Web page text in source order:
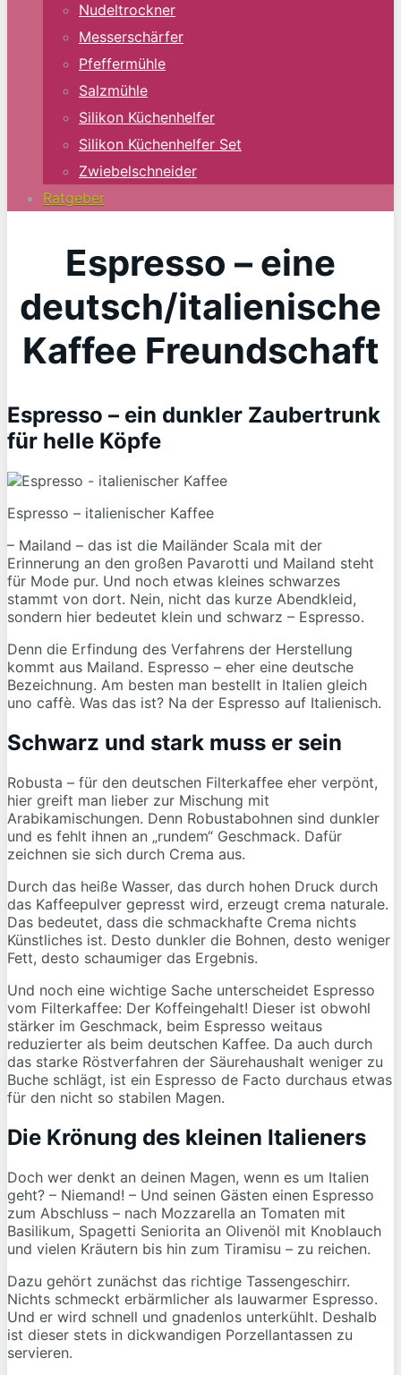
Nudeltrockner
Messerschärfer
Pfeffermühle
Salzmühle
Silikon Küchenhelfer
Silikon Küchenhelfer Set
Zwiebelschneider
Ratgeber
Espresso – eine
deutsch/italienische
Kaffee Freundschaft
Espresso – ein dunkler Zaubertrunk
für helle Köpfe
Espresso – italienischer Kaffee
– Mailand – das ist die Mailänder Scala mit der
Erinnerung an den großen Pavarotti und Mailand steht
für Mode pur. Und noch etwas kleines schwarzes
stammt von dort. Nein, nicht das kurze Abendkleid,
sondern hier bedeutet klein und schwarz – Espresso.
Denn die Erfindung des Verfahrens der Herstellung
kommt aus Mailand. Espresso – eher eine deutsche
Bezeichnung. Am besten man bestellt in Italien gleich
uno caffè. Was das ist? Na der Espresso auf Italienisch.
Schwarz und stark muss er sein
Robusta – für den deutschen Filterkaffee eher verpönt,
hier greift man lieber zur Mischung mit
Arabikamischungen. Denn Robustabohnen sind dunkler
und es fehlt ihnen an „rundem“ Geschmack. Dafür
zeichnen sie sich durch Crema aus.
Durch das heiße Wasser, das durch hohen Druck durch
das Kaffeepulver gepresst wird, erzeugt crema naturale.
Das bedeutet, dass die schmackhafte Crema nichts
Künstliches ist. Desto dunkler die Bohnen, desto weniger
Fett, desto schaumiger das Ergebnis.
Und noch eine wichtige Sache unterscheidet Espresso
vom Filterkaffee: Der Koffeingehalt! Dieser ist obwohl
stärker im Geschmack, beim Espresso weitaus
reduzierter als beim deutschen Kaffee. Da auch durch
das starke Röstverfahren der Säurehaushalt weniger zu
Buche schlägt, ist ein Espresso de Facto durchaus etwas
für den nicht so stabilen Magen.
Die Krönung des kleinen Italieners
Doch wer denkt an deinen Magen, wenn es um Italien
geht? – Niemand! – Und seinen Gästen einen Espresso
zum Abschluss – nach Mozzarella an Tomaten mit
Basilikum, Spagetti Seniorita an Olivenöl mit Knoblauch
und vielen Kräutern bis hin zum Tiramisu – zu reichen.
Dazu gehört zunächst das richtige Tassengeschirr.
Nichts schmeckt erbärmlicher als lauwarmer Espresso.
Und er wird schnell und gnadenlos unterkühlt. Deshalb
ist dieser stets in dickwandigen Porzellantassen zu
servieren.